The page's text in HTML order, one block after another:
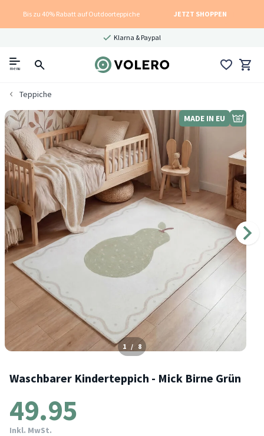
Bis zu 40% Rabatt auf Outdoorteppiche JETZT SHOPPEN
Klarna & Paypal
menu
Teppiche
MADE IN EU
1 / 8
Waschbarer Kinderteppich - Mick Birne Grün
49.95
Inkl. MwSt.